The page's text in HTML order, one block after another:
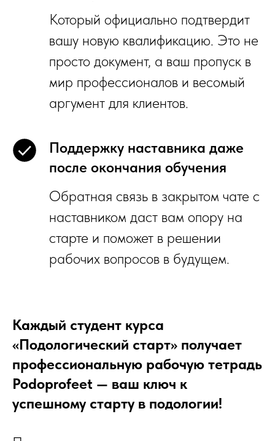
Который официально подтвердит
вашу новую квалификацию. Это не
просто документ, а ваш пропуск в
мир профессионалов и весомый
аргумент для клиентов.
Поддержку наставника даже
после окончания обучения
Обратная связь в закрытом чате с
наставником даст вам опору на
старте и поможет в решении
рабочих вопросов в будущем.
Каждый студент курса
«Подологический старт» получает
профессиональную рабочую тетрадь
Podoprofeet — ваш ключ к
успешному старту в подологии!